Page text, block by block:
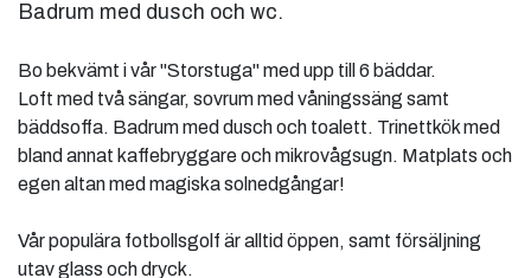
Badrum med dusch och wc.
Bo bekvämt i vår "Storstuga" med upp till 6 bäddar.
Loft med två sängar, sovrum med våningssäng samt
bäddsoffa. Badrum med dusch och toalett. Trinettkök med
bland annat kaffebryggare och mikrovågsugn. Matplats och
egen altan med magiska solnedgångar!
Vår populära fotbollsgolf är alltid öppen, samt försäljning
utav glass och dryck.